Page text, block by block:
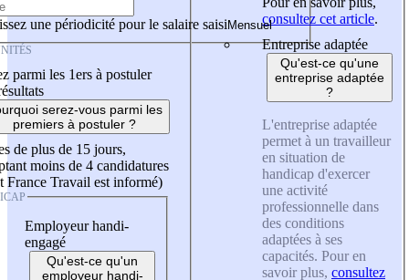
une périodicité pour le salaire saisi
parmi les 1ers à postuler
serez-vous parmi les
premiers à postuler ?
de plus de 15 jours,
moins de 4 candidatures
France Travail est informé)
Employeur handi-
engagé
Qu'est-ce qu'un
employeur handi-
consultez cet article.
Entreprise adaptée
Qu'est-ce qu'une
entreprise adaptée
?
L'entreprise adaptée
permet à un travailleur
en situation de
handicap d'exercer
une activité
professionnelle dans
des conditions
adaptées à ses
capacités. Pour en
savoir plus, consultez